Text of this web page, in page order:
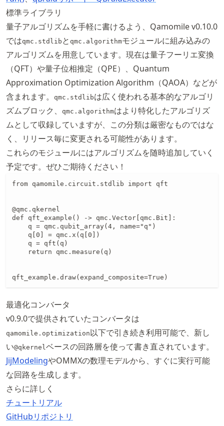
標準ライブラリ
量子アルゴリズムを手軽に書けるよう、Qamomile v0.10.0
ではqmc.stdlib と qmc.algorithmモジュールに組み込みの
アルゴリズムを用意しています。現在は量子フーリエ変換
（QFT）や量子位相推定（QPE）、Quantum
Approximation Optimization Algorithm（QAOA）などが
含まれます。
qmc.stdlibは広く使われる基本的なアルゴリ
ズムブロック、
qmc.algorithmはより特化したアルゴリズ
ムとして収録していますが、この分類は厳密なものではな
く、リリース毎に変更される可能性があります。
これらのモジュールにはアルゴリズムを随時追加していく
予定です。ぜひご期待ください！
from qamomile.circuit.stdlib import qft
@qmc.qkernel
def qft_example() -> qmc.Vector[qmc.Bit]:
    q = qmc.qubit_array(4, name="q")
    q[0] = qmc.x(q[0])
    q = qft(q)
    return qmc.measure(q)
qft_example.draw(expand_composite=True)
最適化コンバータ
v0.9.0で提供されていたコンバータは
qamomile.optimization以下で引き続き利用可能で、新し
い@qkernelベースの回路層を使って書き直されています。
JijModelingやOMMXの数理モデルから、すぐに実行可能
な回路を生成します。
さらに詳しく
チュートリアル
GitHubリポジトリ